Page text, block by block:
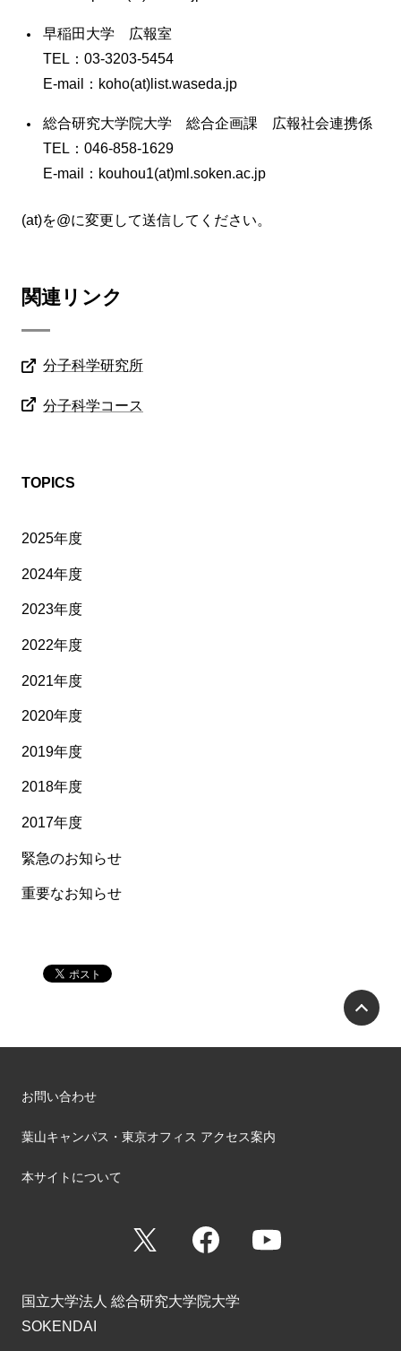
早稲田大学 広報室
TEL：03-3203-5454
E-mail：koho(at)list.waseda.jp
総合研究大学院大学 総合企画課 広報社会連携係
TEL：046-858-1629
E-mail：kouhou1(at)ml.soken.ac.jp
(at)を@に変更して送信してください。
関連リンク
分子科学研究所
分子科学コース
TOPICS
2025年度
2024年度
2023年度
2022年度
2021年度
2020年度
2019年度
2018年度
2017年度
緊急のお知らせ
重要なお知らせ
お問い合わせ
葉山キャンパス・東京オフィス アクセス案内
本サイトについて
Facebook
国立大学法人 総合研究大学院大学
SOKENDAI